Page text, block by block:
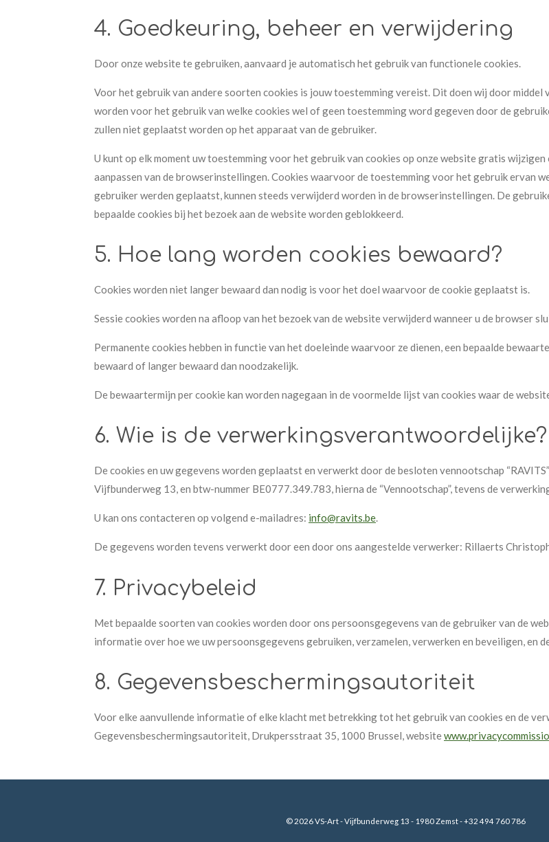
4. Goedkeuring, beheer en verwijdering
Door onze website te gebruiken, aanvaard je automatisch het gebruik van functionele cookies.
Voor het gebruik van andere soorten cookies is jouw toestemming vereist. Dit doen wij door middel
worden voor het gebruik van welke cookies wel of geen toestemming word gegeven door de
zullen niet geplaatst worden op het apparaat van de gebruiker.
U kunt op elk moment uw toestemming voor het gebruik van cookies op onze website gratis
aanpassen van de browserinstellingen. Cookies waarvoor de toestemming voor het gebruik ervan
gebruiker werden geplaatst, kunnen steeds verwijderd worden in de browserinstellingen. De
bepaalde cookies bij het bezoek aan de website worden geblokkeerd.
5. Hoe lang worden cookies bewaard?
Cookies worden niet langer bewaard dan nodig is voor het doel waarvoor de cookie geplaatst is.
Sessie cookies worden na afloop van het bezoek van de website verwijderd wanneer u de browser
Permanente cookies hebben in functie van het doeleinde waarvoor ze dienen, een bepaalde
bewaard of langer bewaard dan noodzakelijk.
De bewaartermijn per cookie kan worden nagegaan in de voormelde lijst van cookies waar de
6. Wie is de verwerkingsverantwoordelijke?
De cookies en uw gegevens worden geplaatst en verwerkt door de besloten vennootschap
Vijfbunderweg 13, en btw-nummer BE0777.349.783, hierna de “Vennootschap”, tevens de
U kan ons contacteren op volgend e-mailadres: info@ravits.be.
De gegevens worden tevens verwerkt door een door ons aangestelde verwerker: Rillaerts
7. Privacybeleid
Met bepaalde soorten van cookies worden door ons persoonsgegevens van de gebruiker van de
informatie over hoe we uw persoonsgegevens gebruiken, verzamelen, verwerken en beveiligen, en
8. Gegevensbeschermingsautoriteit
Voor elke aanvullende informatie of elke klacht met betrekking tot het gebruik van cookies en de
Gegevensbeschermingsautoriteit, Drukpersstraat 35, 1000 Brussel, website
© 2026 VS-Art- Vijfbunderweg 13 - 1980 Zemst - +32 494 760 786